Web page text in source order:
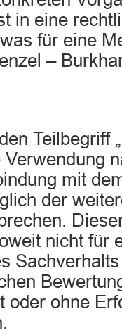
in eine
für eine
–
Teilbegriff
mit
der
nicht für
oder ohne